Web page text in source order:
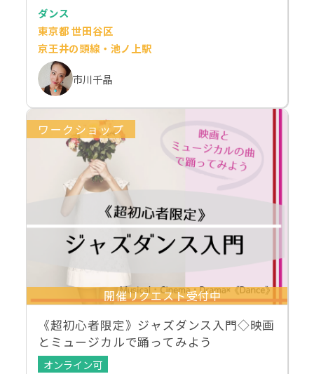
ダンス
東京都 世田谷区
京王井の頭線・池ノ上駅
市川千晶
ワークショップ
開催リクエスト受付中
《超初心者限定》ジャズダンス入門◇映画
とミュージカルで踊ってみよう
オンライン可